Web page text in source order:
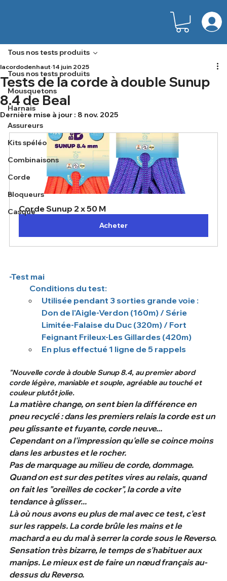
Tous nos tests produits
Mousquetons
Harnais
Assureurs
Kits spéléo
Combinaisons
Corde
Bloqueurs
Casque
Tous nos tests produits
Tests de la corde à double Sunup
8.4 de Beal
lacordodenhaut 14 juin 2025
Dernière mise à jour : 8 nov. 2025
Corde Sunup 2 x 50 M
Acheter
-Test mai
	Conditions du test:
Utilisée pendant 3 sorties grande voie :
Don de l'Aigle-Verdon (160m) / Série
Limitée-Falaise du Duc (320m) / Fort
Feignant Frileux-Les Gillardes (420m)
En plus effectué 1 ligne de 5 rappels
"Nouvelle corde à double Sunup 8.4, au premier abord
corde légère, maniable et souple, agréable au touché et
couleur plutôt jolie.
La matière change, on sent bien la différence en
pneu recyclé : dans les premiers relais la corde est un
peu glissante et fuyante, corde neuve...
Cependant on a l'impression qu'elle se coince moins
dans les arbustes et le rocher.
Pas de marquage au milieu de corde, dommage.
Quand on est sur des petites vires au relais, quand
on fait les "oreilles de cocker", la corde a vite
tendance à glisser...
Là où nous avons eu plus de mal avec ce test, c'est
sur les rappels. La corde brûle les mains et le
machard a eu du mal à serrer la corde sous le Reverso.
Sensation très bizarre, le temps de s'habituer aux
manips. Le mieux est de faire un nœud français au-
dessus du Reverso.